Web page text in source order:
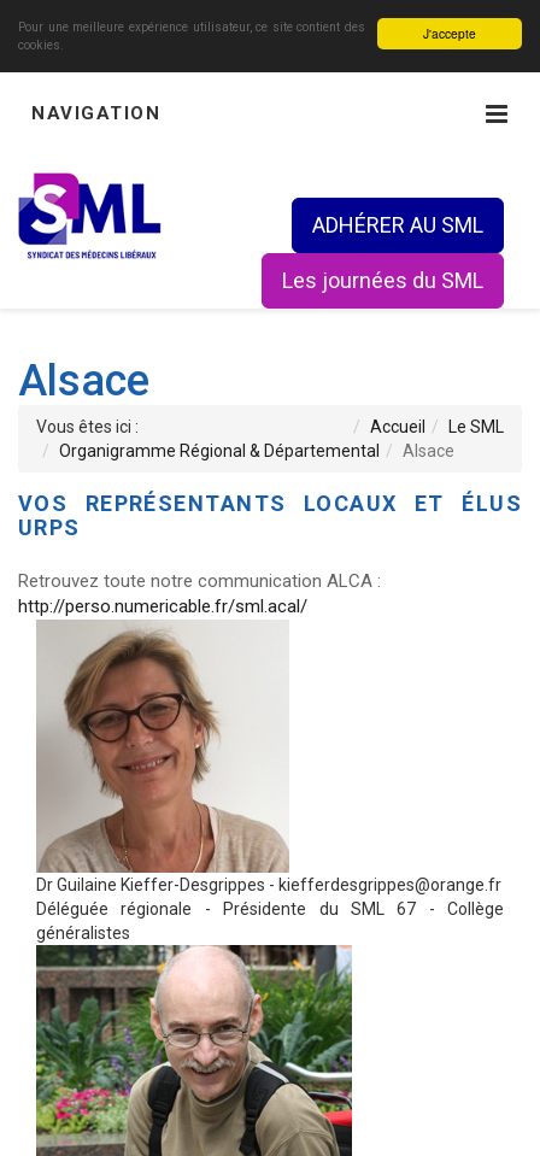
J'accepte
Pour une meilleure expérience utilisateur, ce site contient des
cookies.
NAVIGATION
ADHÉRER AU SML
Les journées du SML
Alsace
Vous êtes ici : Accueil
Le SML
Organigramme Régional & Départemental
Alsace
VOS REPRÉSENTANTS LOCAUX ET ÉLUS
URPS
Retrouvez toute notre communication ALCA :
http://perso.numericable.fr/sml.acal/
Dr Guilaine Kieffer-Desgrippes - kiefferdesgrippes@orange.fr
Déléguée régionale - Présidente du SML 67 - Collège
généralistes